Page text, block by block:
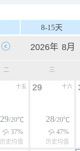
8-15天
二 三
十五
29/20℃
37%
历史均值
十六
29
28/20℃
47%
历史均值